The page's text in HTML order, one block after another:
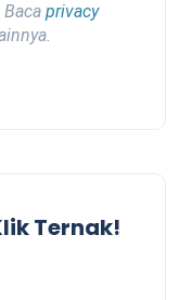
privacy
Ternak!